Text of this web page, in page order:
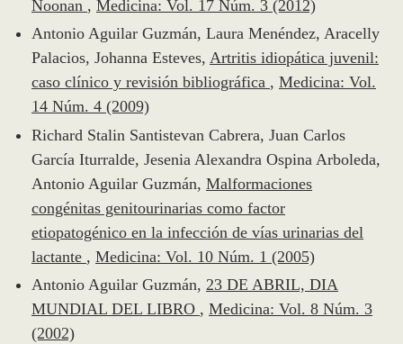
Noonan , Medicina: Vol. 17 Núm. 3 (2012)
Antonio Aguilar Guzmán, Laura Menéndez, Aracelly
Palacios, Johanna Esteves, Artritis idiopática juvenil:
caso clínico y revisión bibliográfica , Medicina: Vol.
14 Núm. 4 (2009)
Richard Stalin Santistevan Cabrera, Juan Carlos
García Iturralde, Jesenia Alexandra Ospina Arboleda,
Antonio Aguilar Guzmán, Malformaciones
congénitas genitourinarias como factor
etiopatogénico en la infección de vías urinarias del
lactante , Medicina: Vol. 10 Núm. 1 (2005)
Antonio Aguilar Guzmán, 23 DE ABRIL, DIA
MUNDIAL DEL LIBRO , Medicina: Vol. 8 Núm. 3
(2002)